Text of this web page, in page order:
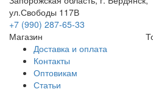
ул.Свободы 117В
+7 (990) 287-65-33
Магазин
Доставка и оплата
Контакты
Оптовикам
Статьи